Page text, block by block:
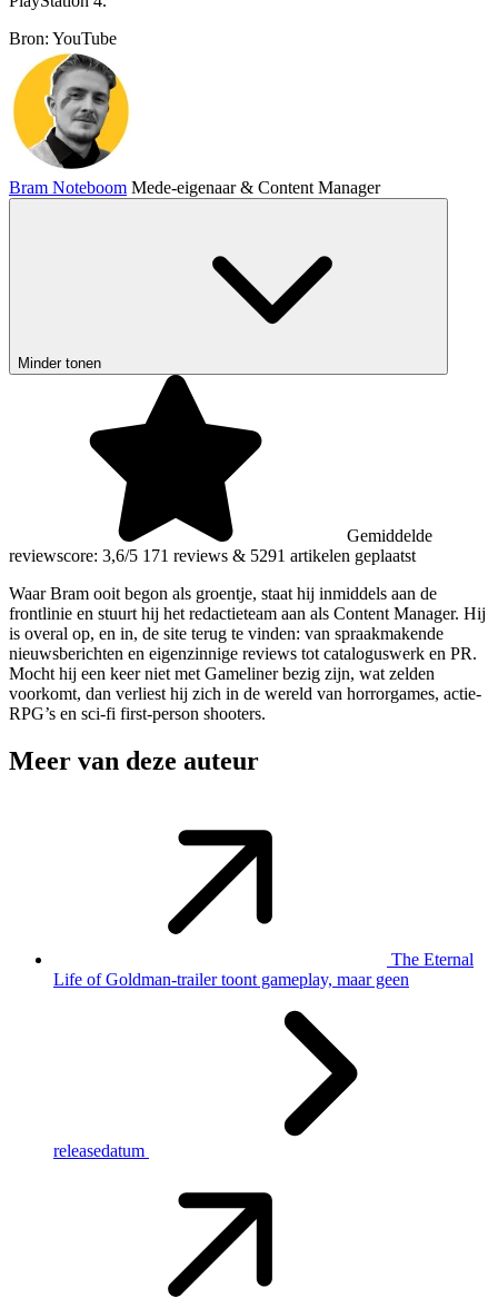
Bron: YouTube
Bram Noteboom Mede-eigenaar & Content Manager
Minder tonen
Gemiddelde
reviewscore: 3,6/5 171 reviews & 5291 artikelen geplaatst
Waar Bram ooit begon als groentje, staat hij inmiddels aan de
frontlinie en stuurt hij het redactieteam aan als Content Manager. Hij
is overal op, en in, de site terug te vinden: van spraakmakende
nieuwsberichten en eigenzinnige reviews tot cataloguswerk en PR.
Mocht hij een keer niet met Gameliner bezig zijn, wat zelden
voorkomt, dan verliest hij zich in de wereld van horrorgames, actie-
RPG’s en sci-fi first-person shooters.
Meer van deze auteur
The Eternal
Life of Goldman-trailer toont gameplay, maar geen
releasedatum